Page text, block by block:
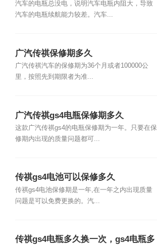
汽车的电瓶总没电，说明汽车电瓶内阻大，导致
汽车的电瓶续航能力较差。汽车...
广汽传祺保修期多久
广汽传祺汽车的保修期为36个月或者100000公
里，按照先到期限者为准...
广汽传祺gs4电瓶保修期多久
这款广汽传祺gs4的电瓶保修期为一年。只要在保
修期内出现的质量问题都可...
传祺gs4电池可以保修多久
传祺gs4电池保修期是一年,在一年之内出现质量
问题是可以免费更换的。汽...
传祺gs4电瓶多久换一次，gs4电瓶多